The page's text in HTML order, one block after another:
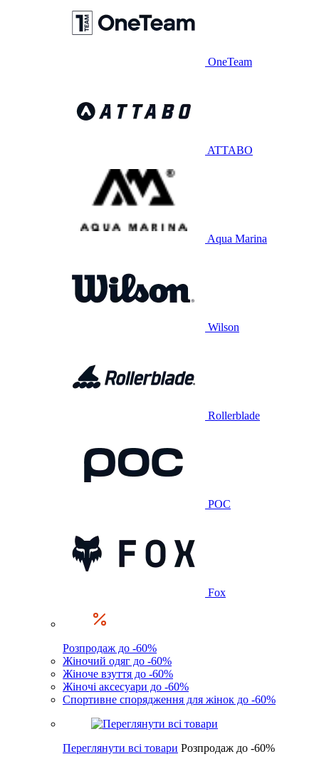
OneTeam
ATTABO
Aqua Marina
Wilson
Rollerblade
POC
Fox
Розпродаж до -60%
Жіночий одяг до -60%
Жіноче взуття до -60%
Жіночі аксесуари до -60%
Спортивне спорядження для жінок до -60%
Переглянути всі товари Розпродаж до -60%